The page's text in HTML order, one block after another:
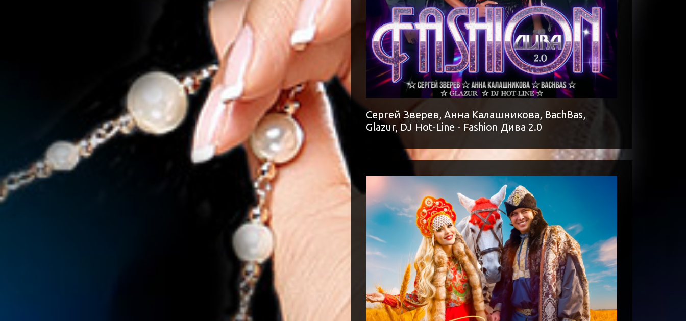
Сергей Зверев, Анна Калашникова, BachBas,
Glazur, DJ Hot-Line - Fashion Дива 2.0